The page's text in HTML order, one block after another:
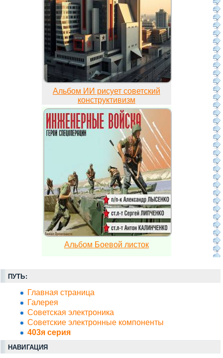
Альбом ИИ рисует советский
конструктивизм
Альбом Боевой листок
ПУТЬ:
Главная страница
Галерея
Советская электроника
Советские электронные компоненты
403я серия
НАВИГАЦИЯ